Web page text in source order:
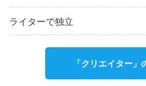
ライターで独立
「クリエイター